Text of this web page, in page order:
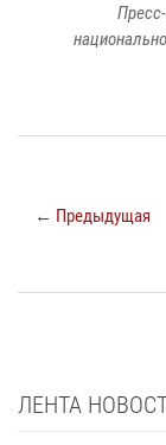
← Предыдущая
ЛЕНТА